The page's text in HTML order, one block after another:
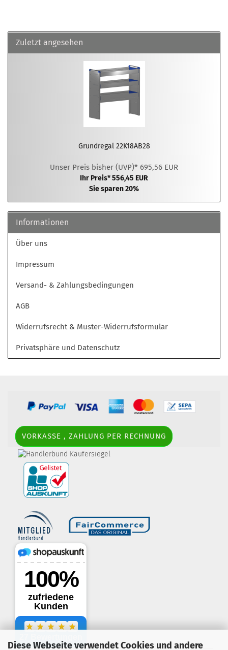
Diese Webseite verwendet Cookies und andere
Zuletzt angesehen
Grundregal 22K18AB28
Unser Preis bisher (UVP)* 695,56 EUR
Ihr Preis* 556,45 EUR
Sie sparen 20%
Informationen
Über uns
Impressum
Versand- & Zahlungsbedingungen
AGB
Widerrufsrecht & Muster-Widerrufsformular
Privatsphäre und Datenschutz
VORKASSE , ZAHLUNG PER RECHNUNG